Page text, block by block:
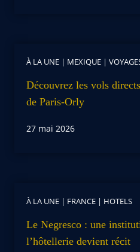
À LA UNE | MEXIQUE |
Découvrez les vols
de Paris-Orly
27 mai 2026
À LA UNE | FRANCE | HOTELS
Le Negresco : une
l’hôtellerie devient récit